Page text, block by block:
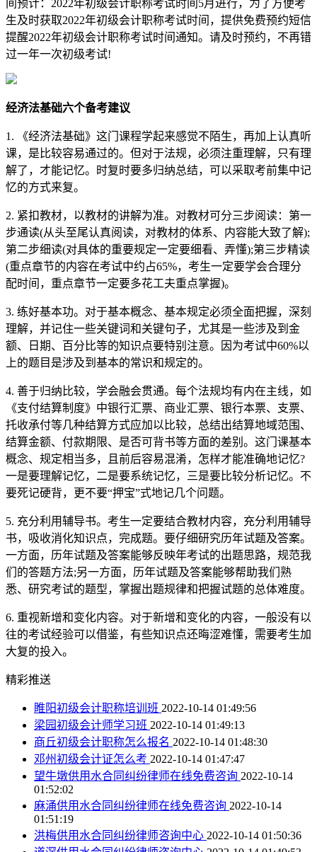
间预计：2022年初级会计职称考试时间5月进行，为了方便考
生及时获取2022年初级会计职称考试时间，提供免费预约短信
提醒2022年初级会计职称考试时间通知。请及时预约，不再错
过一年一次初级考试!
经济法基础六个备考建议
1. 《经济法基础》这门课程学起来感觉不陌生，再加上认真听
课，是比较容易通过的。但对于法规，必须注重理解，只有理
解了，才能记忆。时复时要多归纳总结，可以采取考前集中记
忆的方式来复。
2. 紧扣教材，以教材的讲解为准。对教材可分三步阅读：第一
步通读(从头至尾认真阅读，对教材的体系、内容能大致了解);
第二步细读(对具体的重要规定一定要细看、弄懂);第三步精读
(重点章节的内容在考试中约占65%，考生一定要学会合理分
配时间，重点章节一定要多花工夫重点掌握)。
3. 练好基本功。对于基本概念、基本规定必须全面把握，深刻
理解，并记住一些关键词和关键句子，尤其是一些涉及到金
额、日期、百分比等的知识点要特别注意。因为考试中60%以
上的题目是涉及到基本的常识和规定的。
4. 善于归纳比较，学会融会贯通。每个法规均有内在主线，如
《支付结算制度》中银行汇票、商业汇票、银行本票、支票、
托收承付等几种结算方式应加以比较，总结出结算地域范围、
结算金额、付款期限、是否可背书等方面的差别。这门课基本
概念、规定相当多，且前后容易混淆，怎样才能准确地记忆?
一是要理解记忆，二是要系统记忆，三是要比较分析记忆。不
要死记硬背，更不要“押宝”式地记几个问题。
5. 充分利用辅导书。考生一定要结合教材内容，充分利用辅导
书，吸收消化知识点，完成题。要仔细研究历年试题及答案。
一方面，历年试题及答案能够反映年考试的出题思路，规范我
们的答题方法;另一方面，历年试题及答案能够帮助我们熟
悉、研究考试的题型，掌握出题规律和把握试题的总体难度。
6. 重视新增和变化内容。对于新增和变化的内容，一般没有以
往的考试经验可以借鉴，有些知识点还晦涩难懂，需要考生加
大复的投入。
精彩推送
睢阳初级会计职称培训班 2022-10-14 01:49:56
梁园初级会计师学习班 2022-10-14 01:49:13
商丘初级会计职称怎么报名 2022-10-14 01:48:30
邓州初级会计证怎么考 2022-10-14 01:47:47
望牛墩供用水合同纠纷律师在线免费咨询 2022-10-14
01:52:02
麻涌供用水合同纠纷律师在线免费咨询 2022-10-14
01:51:19
洪梅供用水合同纠纷律师咨询中心 2022-10-14 01:50:36